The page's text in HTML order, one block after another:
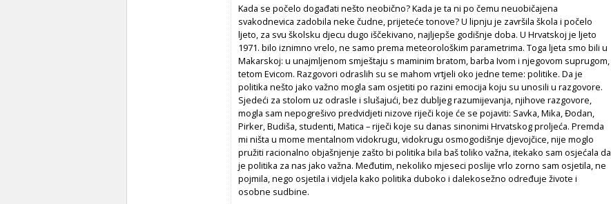
Kada se počelo događati nešto neobično? Kada je ta ni po čemu neuobičajena
svakodnevica zadobila neke čudne, prijeteće tonove? U lipnju je završila škola i počelo
ljeto, za svu školsku djecu dugo iščekivano, najljepše godišnje doba. U Hrvatskoj je ljeto
1971. bilo iznimno vrelo, ne samo prema meteorološkim parametrima. Toga ljeta smo bili u
Makarskoj: u unajmljenom smještaju s maminim bratom, barba Ivom i njegovom suprugom,
tetom Evicom. Razgovori odraslih su se mahom vrtjeli oko jedne teme: politike. Da je
politika nešto jako važno mogla sam osjetiti po razini emocija koju su unosili u razgovore.
Sjedeći za stolom uz odrasle i slušajući, bez dubljeg razumijevanja, njihove razgovore,
mogla sam nepogrešivo predvidjeti nizove riječi koje će se pojaviti: Savka, Mika, Đodan,
Pirker, Budiša, studenti, Matica – riječi koje su danas sinonimi Hrvatskog proljeća. Premda
mi ništa u mome mentalnom vidokrugu, vidokrugu osmogodišnje djevojčice, nije moglo
pružiti racionalno objašnjenje zašto bi politika bila baš toliko važna, itekako sam osjećala da
je politika za nas jako važna. Međutim, nekoliko mjeseci poslije vrlo zorno sam osjetila, ne
pojmila, nego osjetila i vidjela kako politika duboko i dalekosežno određuje živote i
osobne sudbine.